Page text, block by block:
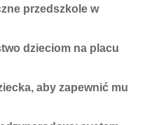
przedszkole w
dzieciom na placu
aby zapewnić mu